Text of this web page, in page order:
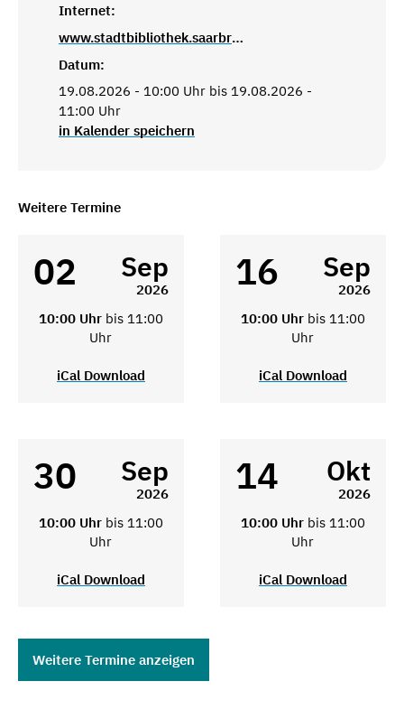
Internet:
www.stadtbibliothek.saarbruecken.de
Datum:
19.08.2026 - 10:00 Uhr bis 19.08.2026 -
11:00 Uhr
in Kalender speichern
Weitere Termine
02 Sep
2026
10:00 Uhr bis 11:00
Uhr
iCal Download
16 Sep
2026
10:00 Uhr bis 11:00
Uhr
iCal Download
30 Sep
2026
10:00 Uhr bis 11:00
Uhr
iCal Download
14 Okt
2026
10:00 Uhr bis 11:00
Uhr
iCal Download
Weitere Termine anzeigen